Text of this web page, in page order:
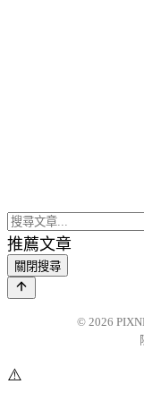
推薦文章
關閉搜尋
© 2026
⚠️